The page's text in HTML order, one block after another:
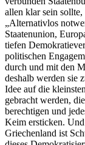
allen klar sein
„Alternativlos
Staatenunion,
tiefen
politischen
durch und mit den
deshalb werden sie
Idee auf die
gebracht werden,
berechtigen und
Keim ersticken.
Griechenland ist